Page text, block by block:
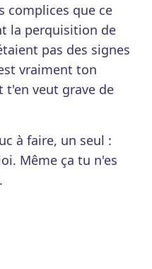
complices que ce
la perquisition de
pas des signes
vraiment ton
t'en veut grave de
à faire, un seul :
Même ça tu n'es